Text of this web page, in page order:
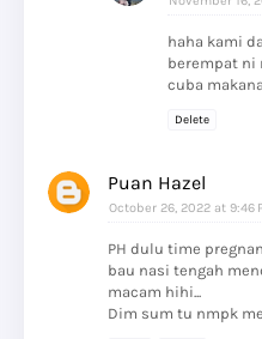
haha kami
berempat ni
cuba
Delete
Puan Hazel
October 26, 2022 at 9:46
PH dulu time
bau nasi tengah
macam hihi...
Dim sum tu nmpk